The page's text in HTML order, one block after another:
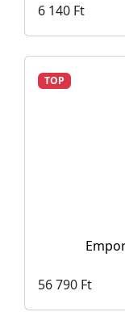
6 140 Ft
TOP
56 790 Ft